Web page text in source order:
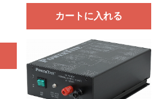
カートに入れる